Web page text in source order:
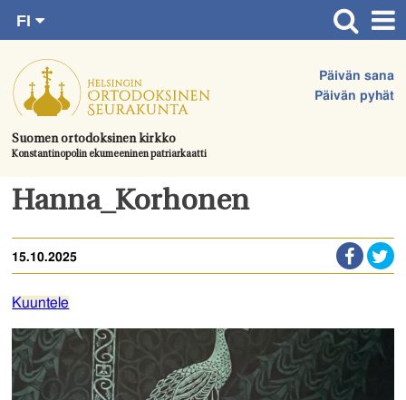
suoraan
sisältöön.
Suomen ortodoksinen kirkko
Konstantinopolin ekumeeninen patriarkaatti
Päivän sana
Päivän pyhät
FI
SV
EN
UA
Etusivu
Ajankohtaista
Juhlat & toimitukset
Kirkot
Tule mukaan
Hautausmaa
Yhteystiedot
Hanna_Korhonen
15.10.2025
Kuuntele